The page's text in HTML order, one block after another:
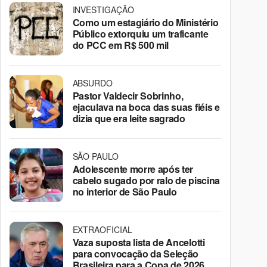
INVESTIGAÇÃO
Como um estagiário do Ministério
Público extorquiu um traficante
do PCC em R$ 500 mil
ABSURDO
Pastor Valdecir Sobrinho,
ejaculava na boca das suas fiéis e
dizia que era leite sagrado
SÃO PAULO
Adolescente morre após ter
cabelo sugado por ralo de piscina
no interior de São Paulo
EXTRAOFICIAL
Vaza suposta lista de Ancelotti
para convocação da Seleção